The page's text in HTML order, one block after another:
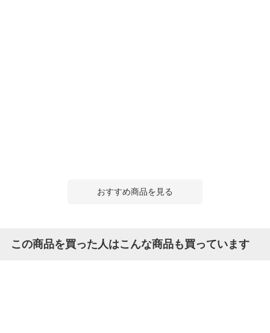
おすすめ商品を見る
この商品を買った人はこんな商品も買っています